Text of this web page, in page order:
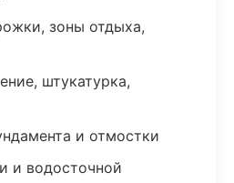
зоны отдыха,
штукатурка,
и отмостки
и водосточной